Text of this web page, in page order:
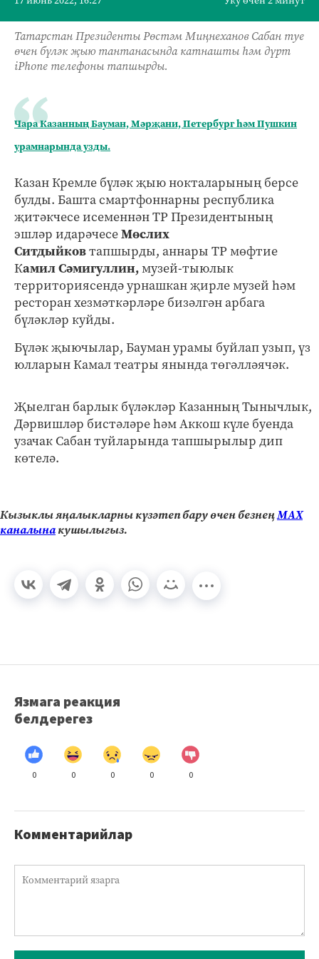
Татарстан Президенты Рөстәм Миңнеханов Сабан туе
өчен бүләк җыю тантанасында катнашты һәм дүрт
iPhone телефоны тапшырды.
Чара Казанның Бауман, Мәрҗани, Петербург һәм Пушкин
урамнарында узды.
Казан Кремле бүләк җыю нокталарының берсе
булды. Башта смартфоннарны республика
җитәкчесе исеменнән ТР Президентының
эшләр идарәчесеМөслих
Ситдыйковтапшырды, аннары ТР мөфтие
Камил Сәмигуллин,музей-тыюлык
территориясендә урнашкан җирле музей һәм
ресторан хезмәткәрләре бизәлгән арбага
бүләкләр куйды.
Бүләк җыючылар, Бауман урамы буйлап узып, үз
юлларын Камал театры янында төгәлләячәк.
Җыелган барлык бүләкләр Казанның Тынычлык,
Дәрвишләр бистәләре һәм Аккош күле буенда
узачак Сабан туйларында тапшырылыр дип
көтелә.
Кызыклы яңалыкларны күзәтеп бару өчен безнеңМАХ
каналынакушылыгыз.
Язмага реакция
белдерегез
0 0 0 0 0
Комментарийлар